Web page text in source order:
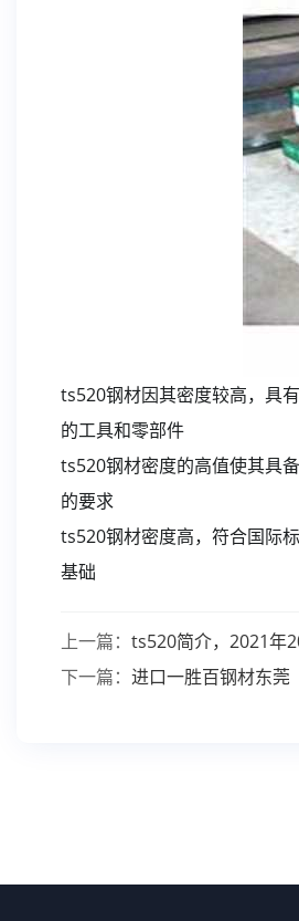
ts520钢材因其密度较高，具
的工具和零部件
ts520钢材密度的高值使其具
的要求
ts520钢材密度高，符合国际
基础
上一篇： ts520简介，2021年
下一篇： 进口一胜百钢材东莞